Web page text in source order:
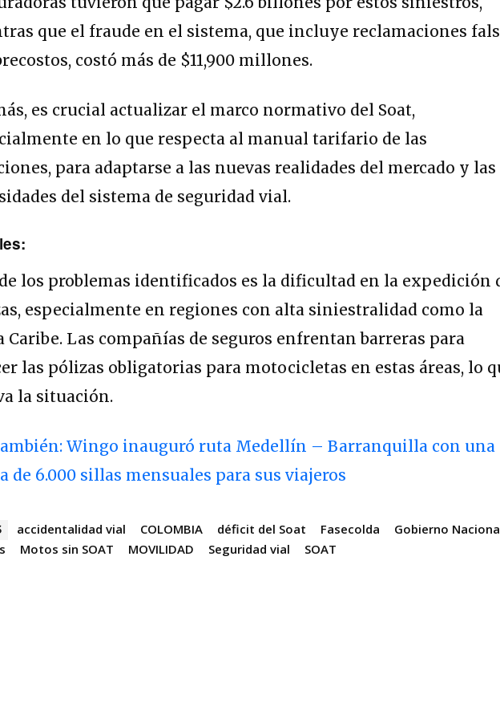
que el fraude en el sistema, que incluye reclamaciones
costó más de $11,900 millones.
es crucial actualizar el marco normativo del Soat,
en lo que respecta al manual tarifario de las
para adaptarse a las nuevas realidades del mercado y las
del sistema de seguridad vial.
los problemas identificados es la dificultad en la expedición
especialmente en regiones con alta siniestralidad como la
Caribe. Las compañías de seguros enfrentan barreras para
las pólizas obligatorias para motocicletas en estas áreas, lo
la situación.
Wingo inauguró ruta Medellín – Barranquilla con una
de 6.000 sillas mensuales para sus viajeros
accidentalidad vial COLOMBIA déficit del Soat Fasecolda
Gobierno
Motos sin SOAT MOVILIDAD Seguridad vial SOAT